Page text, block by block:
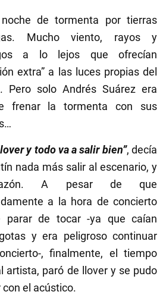
de tormenta por tierras
Mucho viento, rayos y
a lo lejos que ofrecían
extra” a las luces propias del
Pero solo Andrés Suárez era
frenar la tormenta con sus
y todo va a salir bien”, decía
nada más salir al escenario, y
A pesar de que
a la hora de concierto
parar de tocar -ya que caían
y era peligroso continuar
, finalmente, el tiempo
artista, paró de llover y se pudo
el acústico.